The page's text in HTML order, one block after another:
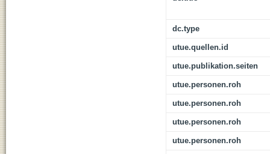
dc.type
utue.quellen.id
utue.publikation.seiten
utue.personen.roh
utue.personen.roh
utue.personen.roh
utue.personen.roh